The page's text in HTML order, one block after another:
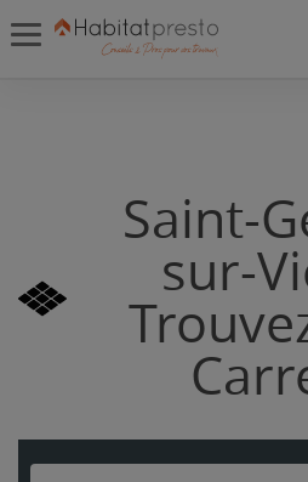
Saint-
sur-